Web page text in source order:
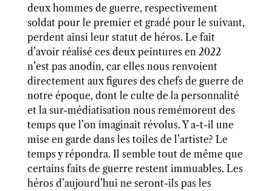
deux hommes de guerre, respectivement
soldat pour le premier et gradé pour le suivant,
perdent ainsi leur statut de héros. Le fait
d’avoir réalisé ces deux peintures en 2022
n’est pas anodin, car elles nous renvoient
directement aux figures des chefs de guerre de
notre époque, dont le culte de la personnalité
et la sur-médiatisation nous remémorent des
temps que l’on imaginait révolus. Y a-t-il une
mise en garde dans les toiles de l’artiste? Le
temps y répondra. Il semble tout de même que
certains faits de guerre restent immuables. Les
héros d’aujourd’hui ne seront-ils pas les